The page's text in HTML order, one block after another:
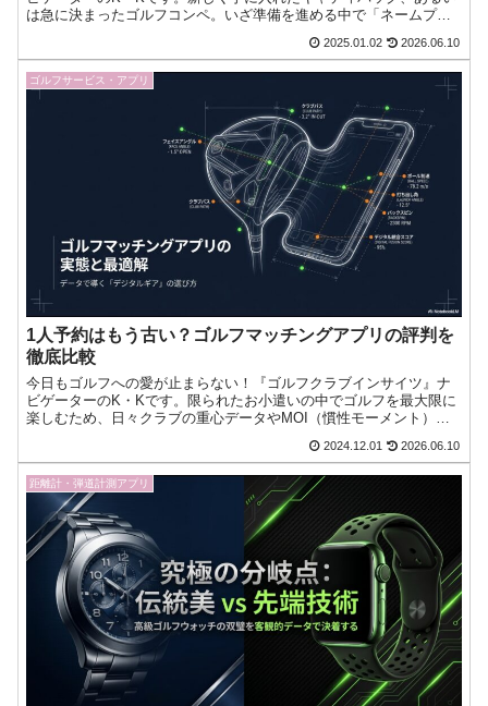
は急に決まったゴルフコンペ。いざ準備を進める中で「ネームプレ
日もゴルフへの愛が止まらない！『ゴルフクラブインサイツ』ナビ
2025.01.02 2026.06.10
ゴルフサービス・アプリ
1人予約はもう古い？ゴルフマッチングアプリの評判を
徹底比較
今日もゴルフへの愛が止まらない！『ゴルフクラブインサイツ』ナ
ビゲーターのK・Kです。限られたお小遣いの中でゴルフを最大限に
楽しむため、日々クラブの重心データやMOI（慣性モーメント）と
もゴルフへの愛が止まらない！『ゴルフクラブインサイツ』ナビゲ
2024.12.01 2026.06.10
距離計・弾道計測アプリ